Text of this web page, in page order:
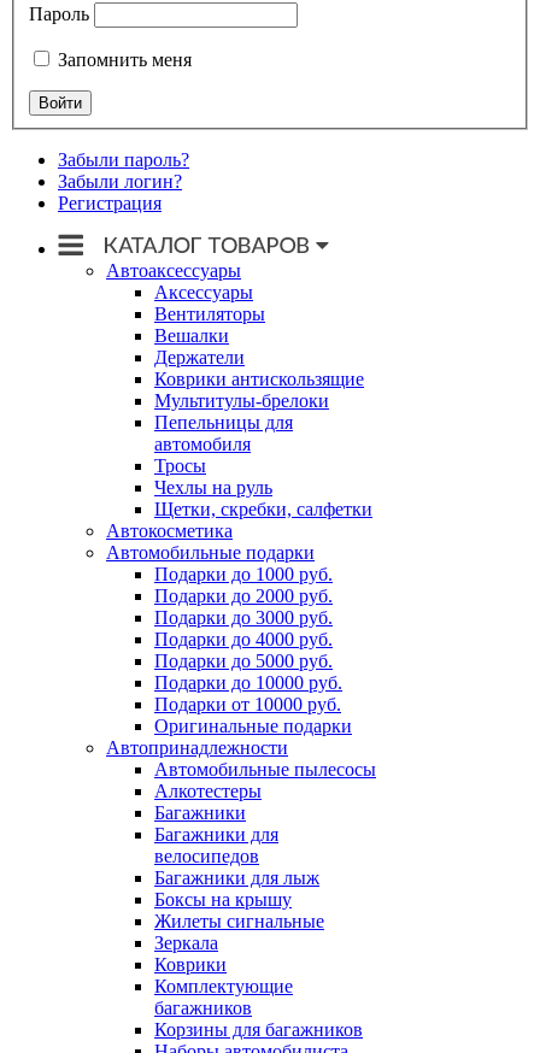
Пароль
Запомнить меня
Забыли пароль?
Забыли логин?
Регистрация
Автоаксессуары
Аксессуары
Вентиляторы
Вешалки
Держатели
Коврики антискользящие
Мультитулы-брелоки
Пепельницы для
автомобиля
Тросы
Чехлы на руль
Щетки, скребки, салфетки
Автокосметика
Автомобильные подарки
Подарки до 1000 руб.
Подарки до 2000 руб.
Подарки до 3000 руб.
Подарки до 4000 руб.
Подарки до 5000 руб.
Подарки до 10000 руб.
Подарки от 10000 руб.
Оригинальные подарки
Автопринадлежности
Автомобильные пылесосы
Алкотестеры
Багажники
Багажники для
велосипедов
Багажники для лыж
Боксы на крышу
Жилеты сигнальные
Зеркала
Коврики
Комплектующие
багажников
Корзины для багажников